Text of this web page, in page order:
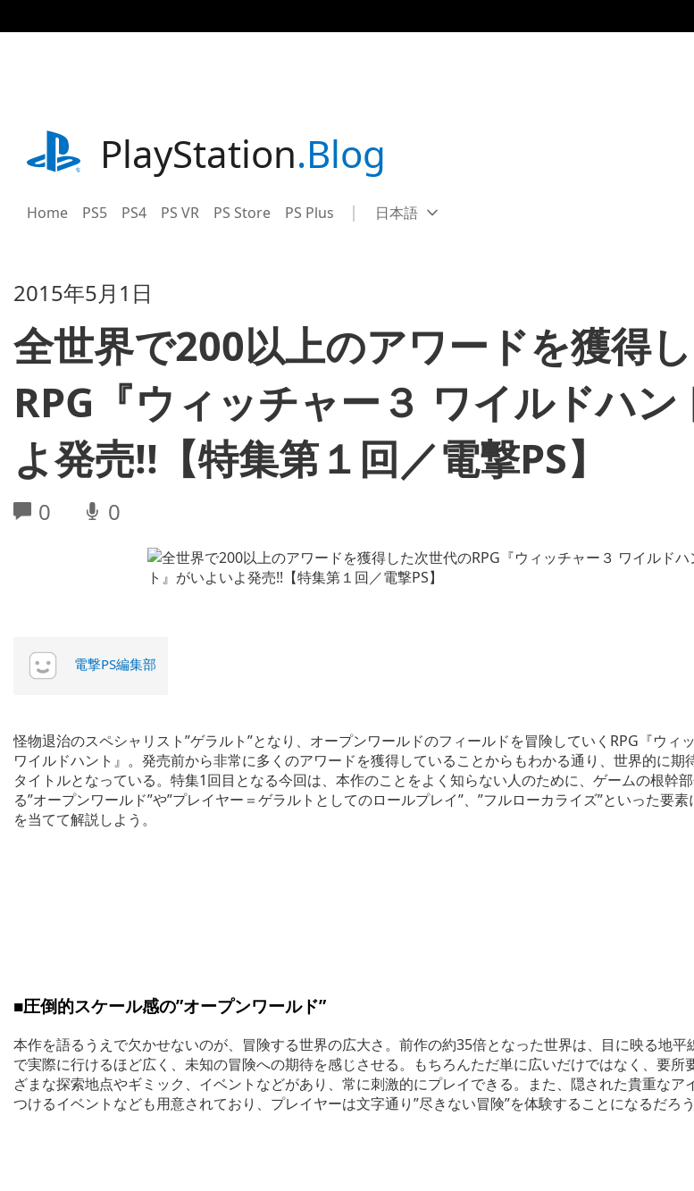
事
playstation.comPlayStation.Blog
Home PS5 PS4 PS VR PS Store PS Plus Select
Current
日本語
2015年5月1日
全世界で200以上のアワードを獲得
RPG『ウィッチャー３ ワイルドハ
よ発売!!【特集第１回／電撃PS】
0 0
電撃PS編集部
怪物退治のスペシャリスト”ゲラルト”となり、オープンワールドのフィールドを冒険していくRPG『ウィ
ワイルドハント』。発売前から非常に多くのアワードを獲得していることからもわかる通り、世界的に期
タイトルとなっている。特集1回目となる今回は、本作のことをよく知らない人のために、ゲームの根幹
る”オープンワールド”や”プレイヤー＝ゲラルトとしてのロールプレイ”、”フルローカライズ”といった要素
を当てて解説しよう。
■圧倒的スケール感の”オープンワールド”
本作を語るうえで欠かせないのが、冒険する世界の広大さ。前作の約35倍となった世界は、目に映る地平
で実際に行けるほど広く、未知の冒険への期待を感じさせる。もちろんただ単に広いだけではなく、要所
ざまな探索地点やギミック、イベントなどがあり、常に刺激的にプレイできる。また、隠された貴重なア
つけるイベントなども用意されており、プレイヤーは文字通り”尽きない冒険”を体験することになるだろう